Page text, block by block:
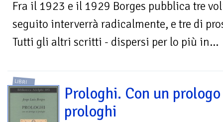
Fra il 1923 e il 1929 Borges pubblica tre
seguito interverrà radicalmente, e tre di
Tutti gli altri scritti - dispersi per lo più in...
LIBRI
Prologhi. Con un
prologhi